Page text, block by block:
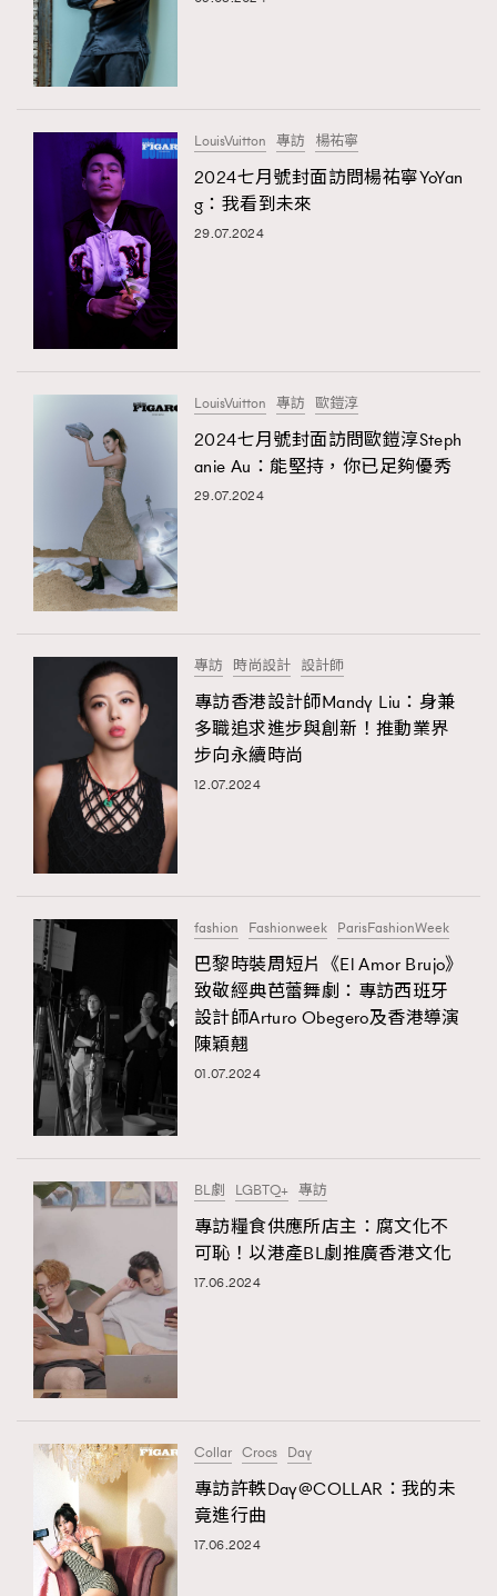
AFrenchMind
LouisVuitton 專訪 楊祐寧
2024七月號封面訪問楊祐寧YoYan
g：我看到未來
29.07.2024
LouisVuitton 專訪 歐鎧淳
2024七月號封面訪問歐鎧淳Steph
anie Au：能堅持，你已足夠優秀
29.07.2024
專訪 時尚設計 設計師
專訪香港設計師Mandy Liu：身兼
多職追求進步與創新！推動業界
步向永續時尚
12.07.2024
fashion Fashionweek ParisFashionWeek
巴黎時裝周短片《El Amor Brujo》
致敬經典芭蕾舞劇：專訪西班牙
設計師Arturo Obegero及香港導演
陳穎翹
01.07.2024
BL劇 LGBTQ+ 專訪
專訪糧食供應所店主：腐文化不
可恥！以港產BL劇推廣香港文化
17.06.2024
Collar Crocs Day
專訪許軼Day@COLLAR：我的未
竟進行曲
17.06.2024